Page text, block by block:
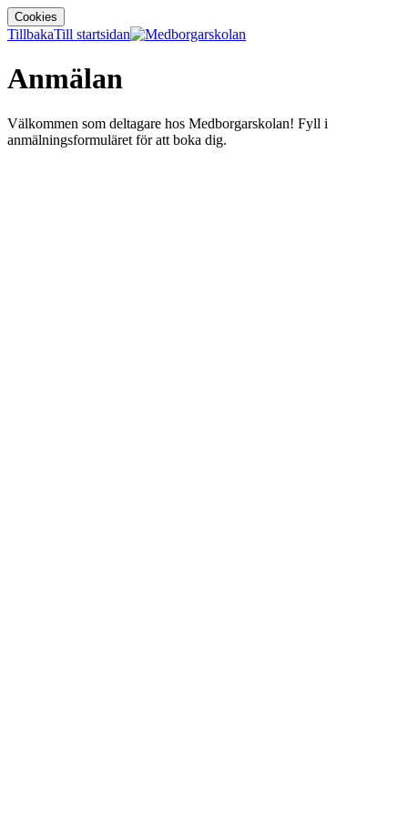
Cookies
TillbakaTill startsidan
Anmälan
Välkommen som deltagare hos Medborgarskolan! Fyll i
anmälningsformuläret för att boka dig.